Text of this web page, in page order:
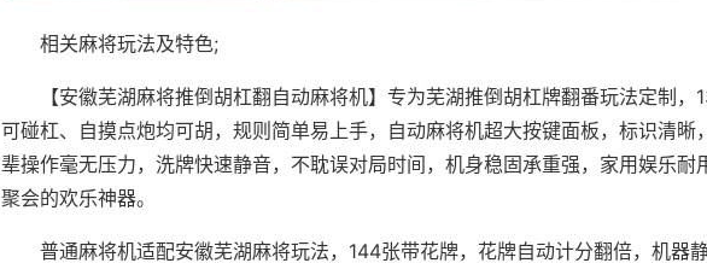
相关麻将玩法及特色;
【安徽芜湖麻将推倒胡杠翻自动麻将机】专为芜湖推倒胡杠牌翻番玩法定制，
可碰杠、自摸点炮均可胡，规则简单易上手，自动麻将机超大按键面板，标识清晰
辈操作毫无压力，洗牌快速静音，不耽误对局时间，机身稳固承重强，家用娱乐耐
聚会的欢乐神器。
普通麻将机适配安徽芜湖麻将玩法，144张带花牌，花牌自动计分翻倍，机器